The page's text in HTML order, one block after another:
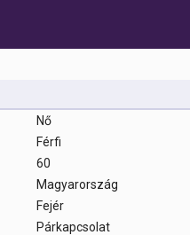
Nő
Férfi
60
Magyarország
Fejér
Párkapcsolat